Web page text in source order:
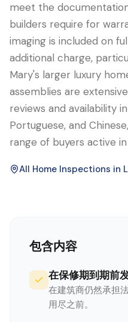
meet the
builders require for
imaging is included on
additional charge,
Mary's larger luxury
assemblies are
reviews and availability
Portuguese, and
range of buyers active
All Home Inspections in
包含内容
在保修期到期前
在建筑商仍然承担
用尽之前。